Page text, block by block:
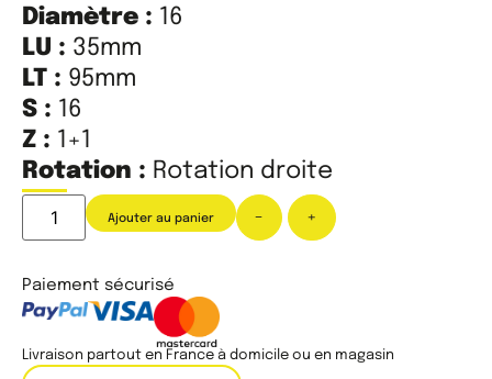
Diamètre : 16
LU : 35mm
LT : 95mm
S : 16
Z : 1+1
Rotation : Rotation droite
- +
Ajouter au panier
Paiement sécurisé
Livraison partout en France à domicile ou en magasin